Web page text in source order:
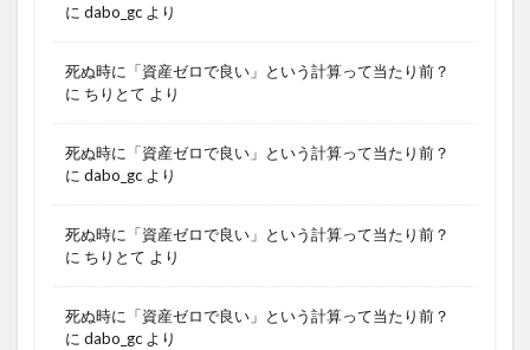
に dabo_gc より
死ぬ時に「資産ゼロで良い」という計算って当たり前？
に ちりとて より
死ぬ時に「資産ゼロで良い」という計算って当たり前？
に dabo_gc より
死ぬ時に「資産ゼロで良い」という計算って当たり前？
に ちりとて より
死ぬ時に「資産ゼロで良い」という計算って当たり前？
に dabo_gc より